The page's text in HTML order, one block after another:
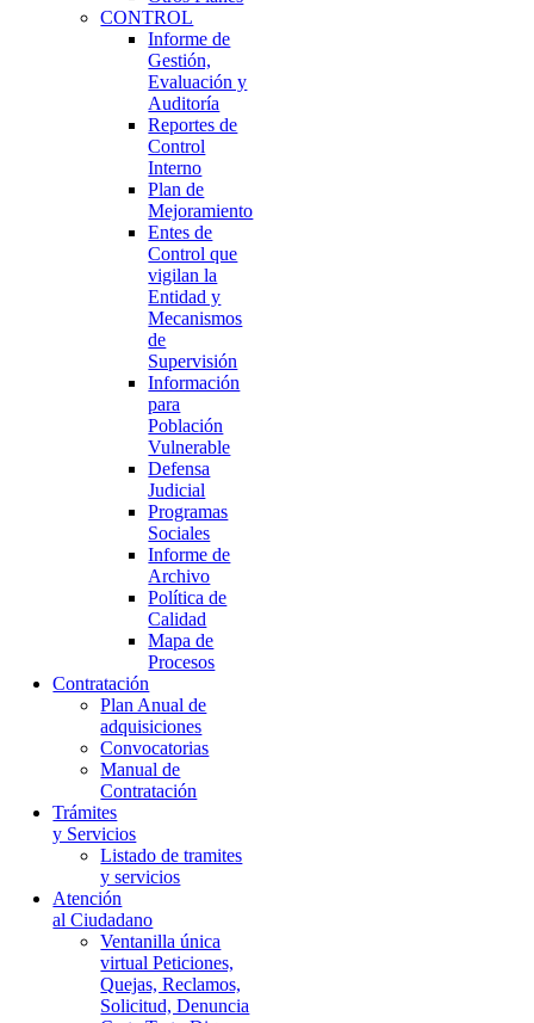
CONTROL
Informe de
Gestión,
Evaluación y
Auditoría
Reportes de
Control
Interno
Plan de
Mejoramiento
Entes de
Control que
vigilan la
Entidad y
Mecanismos
de
Supervisión
Información
para
Población
Vulnerable
Defensa
Judicial
Programas
Sociales
Informe de
Archivo
Política de
Calidad
Mapa de
Procesos
Contratación
Plan Anual de
adquisiciones
Convocatorias
Manual de
Contratación
Trámites
y Servicios
Listado de tramites
y servicios
Atención
al Ciudadano
Ventanilla única
virtual Peticiones,
Quejas, Reclamos,
Solicitud, Denuncia